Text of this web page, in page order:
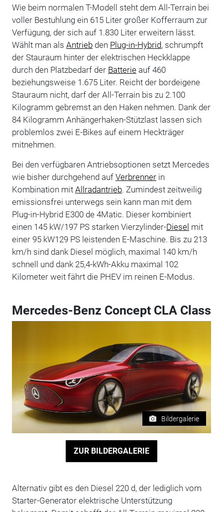
Wie beim normalen T-Modell steht dem All-Terrain bei
voller Bestuhlung ein 615 Liter großer Kofferraum zur
Verfügung, der sich auf 1.830 Liter erweitern lässt.
Wählt man als Antriebden Plug-in-Hybrid, schrumpft
der Stauraum hinter der elektrischen Heckklappe
durch den Platzbedarf der Batterieauf 460
beziehungsweise 1.675 Liter. Reicht der bordeigene
Stauraum nicht, darf der All-Terrain bis zu 2.100
Kilogramm gebremst an den Haken nehmen. Dank der
84 Kilogramm Anhängerhaken-Stützlast lassen sich
problemlos zwei E-Bikes auf einem Heckträger
mitnehmen.
Bei den verfügbaren Antriebsoptionen setzt Mercedes
wie bisher durchgehend auf Verbrennerin
Kombination mit Allradantrieb. Zumindest zeitweilig
emissionsfrei unterwegs sein kann man mit dem
Plug-in-Hybrid E300 de 4Matic. Dieser kombiniert
einen 145 kW/197 PS starken Vierzylinder-Diesel mit
einer 95 kW129 PS leistenden E-Maschine. Bis zu 213
km/h sind dank Diesel möglich, maximal 140 km/h
schnell und dank 25,4-kWh-Akku maximal 102
Kilometer weit fährt die PHEV im reinen E-Modus.
Mercedes-Benz Concept CLA Class
Bildergalerie
ZUR BILDERGALERIE
Alternativ gibt es den Diesel 220 d, der lediglich vom
Starter-Generator elektrische Unterstützung